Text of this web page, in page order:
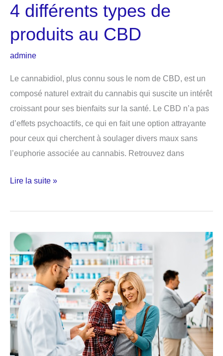
laser
4 différents types de
produits au CBD
admine
Le cannabidiol, plus connu sous le nom de CBD, est un
composé naturel extrait du cannabis qui suscite un intérêt
croissant pour ses bienfaits sur la santé. Le CBD n’a pas
d’effets psychoactifs, ce qui en fait une option attrayante
pour ceux qui cherchent à soulager divers maux sans
l’euphorie associée au cannabis. Retrouvez dans
4
types
produits
au
CBD
Lire la suite »